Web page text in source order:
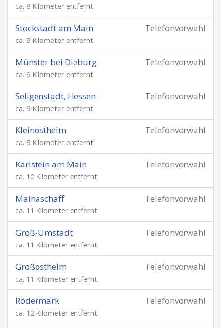
ca. 8 Kilometer entfernt
Telefonvorwahl
Stockstadt am Main
ca. 9 Kilometer entfernt
Telefonvorwahl
Münster bei Dieburg
ca. 9 Kilometer entfernt
Telefonvorwahl
Seligenstadt, Hessen
ca. 9 Kilometer entfernt
Telefonvorwahl
Kleinostheim
ca. 9 Kilometer entfernt
Telefonvorwahl
Karlstein am Main
ca. 10 Kilometer entfernt
Telefonvorwahl
Mainaschaff
ca. 11 Kilometer entfernt
Telefonvorwahl
Groß-Umstadt
ca. 11 Kilometer entfernt
Telefonvorwahl
Großostheim
ca. 11 Kilometer entfernt
Telefonvorwahl
Rödermark
ca. 12 Kilometer entfernt